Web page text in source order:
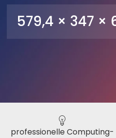
579,4 × 347 ×
professionelle Computing-